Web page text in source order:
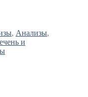
, Анализы,
и